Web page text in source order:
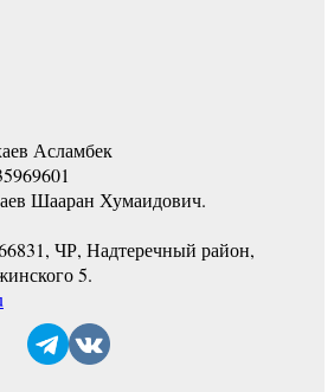
Асламбек
Шааран Хумаидович.
ЧР, Надтеречный район,
5.